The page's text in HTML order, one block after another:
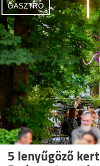
GASZTRO
5 lenyűgöző